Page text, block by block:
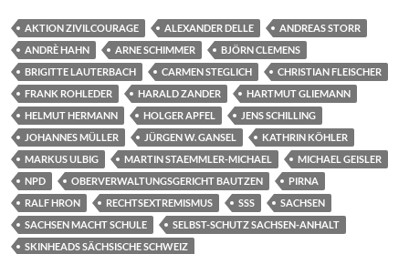
AKTION ZIVILCOURAGE ALEXANDER DELLE
ANDREAS STORR
ANDRÈ HAHN
ARNE SCHIMMER
BJÖRN CLEMENS
BRIGITTE LAUTERBACH
CARMEN STEGLICH
CHRISTIAN FLEISCHER
FRANK ROHLEDER
HARALD ZANDER
HARTMUT GLIEMANN
HELMUT HERMANN
HOLGER APFEL
JENS SCHILLING
JOHANNES MÜLLER
JÜRGEN W. GANSEL
KATHRIN KÖHLER
MARKUS ULBIG
MARTIN STAEMMLER-MICHAEL
MICHAEL GEISLER
NPD
OBERVERWALTUNGSGERICHT BAUTZEN
PIRNA
RALF HRON
RECHTSEXTREMISMUS SSS
SACHSEN
SACHSEN MACHT SCHULE
SELBST-SCHUTZ SACHSEN-ANHALT
SKINHEADS SÄCHSISCHE SCHWEIZ